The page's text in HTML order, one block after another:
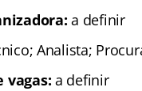
Banca
Cargos:
Número